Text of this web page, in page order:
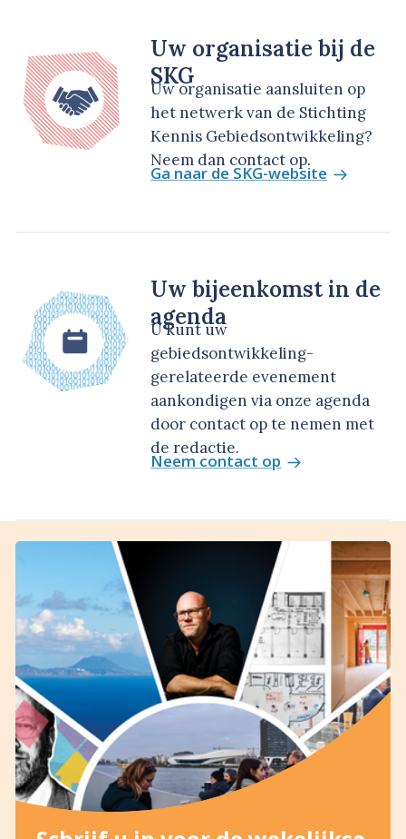
Uw organisatie bij de
SKG
Uw organisatie aansluiten op
het netwerk van de Stichting
Kennis Gebiedsontwikkeling?
Neem dan contact op.
Ga naar de SKG-website
Uw bijeenkomst in de
agenda
U kunt uw
gebiedsontwikkeling-
gerelateerde evenement
aankondigen via onze agenda
door contact op te nemen met
de redactie.
Neem contact op